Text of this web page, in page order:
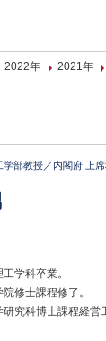
2022年 2021年
学部教授／内閣府 上
学科卒業。
修士課程修了。
究科博士課程経営